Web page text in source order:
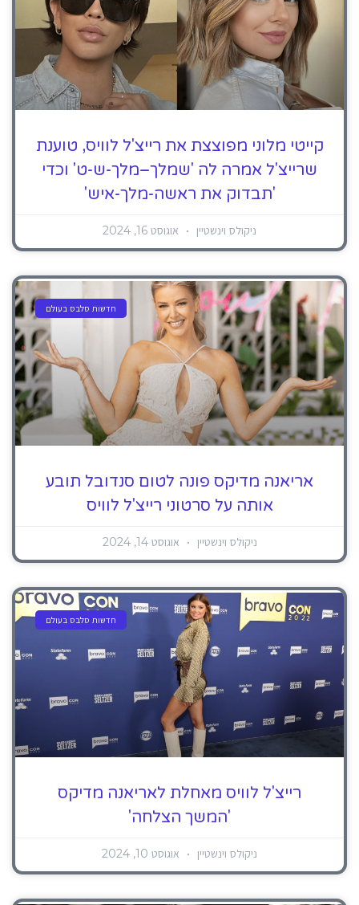
קייטי מלוני מפוצצת את רייצ'ל לוויס, טוענת
שרייצ'ל אמרה לה 'שמלך–מלך-ש-ט' וכדי
'תבדוק את ראשה-מלך-איש'
ניקולס וינשטיין אוגוסט 16, 2024
חדשות סלבס בעולם
אריאנה מדיקס פונה לטום סנדובל תובע
אותה על סרטוני רייצ'ל לוויס
ניקולס וינשטיין אוגוסט 14, 2024
חדשות סלבס בעולם
רייצ'ל לוויס מאחלת לאריאנה מדיקס
'המשך הצלחה'
ניקולס וינשטיין אוגוסט 10, 2024